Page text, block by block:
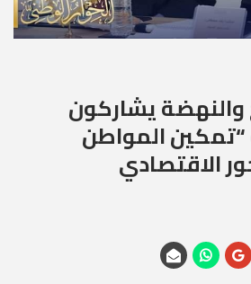
والنهضة يشاركون
المواطن
الاقتصادي